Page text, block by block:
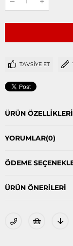
TAVSIYE ET
ÜRÜN ÖZELLIKLERI
YORUMLAR(0)
ÖDEME
ÜRÜN ÖNERILERI